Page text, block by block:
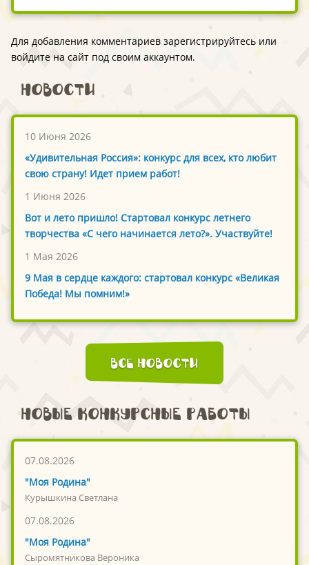
Для добавления комментариев зарегистрируйтесь или
войдите на сайт под своим аккаунтом.
Новости
10 Июня 2026
«Удивительная Россия»: конкурс для всех, кто любит
свою страну! Идет прием работ!
1 Июня 2026
Вот и лето пришло! Стартовал конкурс летнего
творчества «С чего начинается лето?». Участвуйте!
1 Мая 2026
9 Мая в сердце каждого: стартовал конкурс «Великая
Победа! Мы помним!»
Все новости
Новые конкурсные работы
07.08.2026
"Моя Родина"
Курышкина Светлана
07.08.2026
"Моя Родина"
Сыромятникова Вероника